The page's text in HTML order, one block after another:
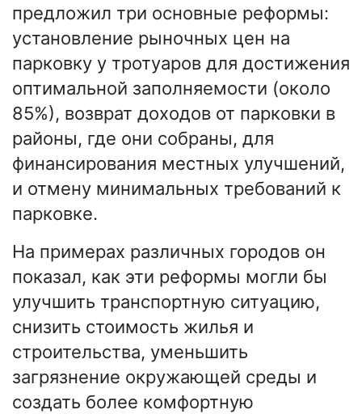
предложил три основные реформы:
установление рыночных цен на
парковку у тротуаров для достижения
оптимальной заполняемости (около
85%), возврат доходов от парковки в
районы, где они собраны, для
финансирования местных улучшений,
и отмену минимальных требований к
парковке.
На примерах различных городов он
показал, как эти реформы могли бы
улучшить транспортную ситуацию,
снизить стоимость жилья и
строительства, уменьшить
загрязнение окружающей среды и
создать более комфортную